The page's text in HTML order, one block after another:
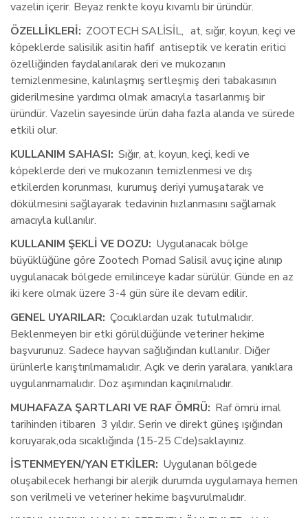
vazelin içerir. Beyaz renkte koyu kıvamlı bir üründür.
ÖZELLİKLERİ: ZOOTECH SALİSİL, at, sığır, koyun, keçi ve
köpeklerde salisilik asitin hafif  antiseptik ve keratin eritici
özelliğinden faydalanılarak deri ve mukozanın
temizlenmesine, kalınlaşmış sertleşmiş deri tabakasının
giderilmesine yardımcı olmak amacıyla tasarlanmış bir
üründür. Vazelin sayesinde ürün daha fazla alanda ve sürede
etkili olur.
KULLANIM SAHASI: Sığır, at, koyun, keçi, kedi ve
köpeklerde deri ve mukozanın temizlenmesi ve dış
etkilerden korunması, kurumuş deriyi yumuşatarak ve
amacıyla kullanılır.
KULLANIM ŞEKLİ VE DOZU: Uygulanacak bölge
büyüklüğüne göre Zootech Pomad Salisil avuç içine alınıp
uygulanacak bölgede emilinceye kadar sürülür. Günde en az
iki kere olmak üzere 3-4 gün süre ile devam edilir.
GENEL UYARILAR: Çocuklardan uzak tutulmalıdır.
Beklenmeyen bir etki görüldüğünde veteriner hekime
başvurunuz. Sadece hayvan sağlığından kullanılır. Diğer
ürünlerle karıştırılmamalıdır. Açık ve derin yaralara, yanıklara
uygulanmamalıdır. Doz aşımından kaçınılmalıdır.
MUHAFAZA ŞARTLARI VE RAF ÖMRÜ: Raf ömrü imal
tarihinden itibaren  3 yıldır. Serin ve direkt güneş ışığından
koruyarak,oda sıcaklığında (15-25 C’de)saklayınız.
İSTENMEYEN/YAN ETKİLER: Uygulanan bölgede
oluşabilecek herhangi bir alerjik durumda uygulamaya hemen
son verilmeli ve veteriner hekime başvurulmalıdır.